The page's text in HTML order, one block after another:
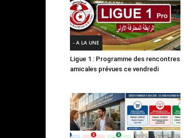
- A LA UNE
Ligue 1 : Programme des rencontres
amicales prévues ce vendredi